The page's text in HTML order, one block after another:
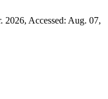
2026, Accessed: Aug. 07,